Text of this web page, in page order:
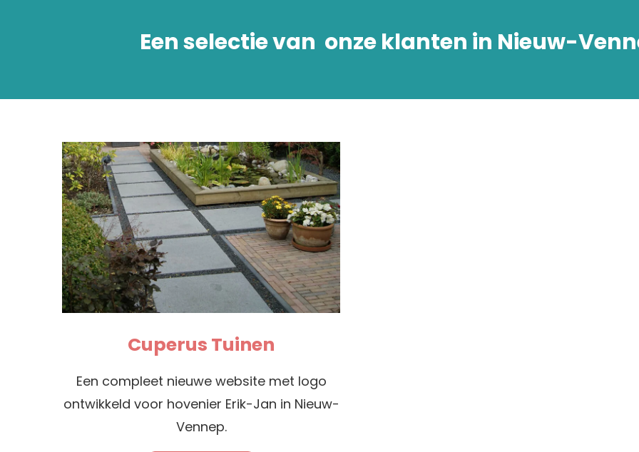
Een selectie van onze klanten in Nieuw-
Cuperus Tuinen
Een compleet nieuwe website met logo
ontwikkeld voor hovenier Erik-Jan in Nieuw-
Vennep.